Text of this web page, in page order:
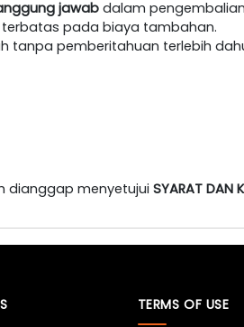
jawabdalam
pada biaya tambahan.
tanpa pemberitahuan terlebih
dianggap menyetujui SYARAT DAN
TERMS OF USE